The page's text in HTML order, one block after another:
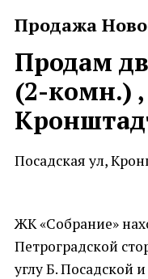
Продажа
Продам
(2-комн.) ,
Посадская ул,
ЖК «Собрание»
Петроградской
углу Б. Посадской